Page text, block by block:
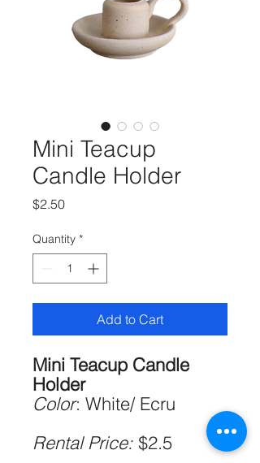
Mini Teacup
Candle Holder
$2.50Price
Quantity *
Add to Cart
Mini Teacup Candle
Holder
Color: White/ Ecru
Rental Price: $2.5